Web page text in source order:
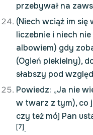
przebywał na
(Niech wciąż im się
liczebnie i niech
albowiem) gdy
(Ogień piekielny),
słabszy pod
Powiedz: „Ja nie
w twarz z tym), co
czy też mój Pan
[7].